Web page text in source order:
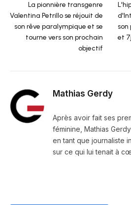
La pionnière transgenre
Valentina Petrillo se réjouit de
son rêve paralympique et se
tourne vers son prochain
objectif
son
et
Mathias Gerdy
Après avoir fait ses
féminine, Mathias
en tant que journaliste
sur ce qui lui tenait à